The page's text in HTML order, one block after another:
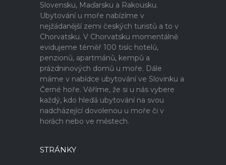
Slovensku, Maďarsku a Rakousku.
Ubytování u moře nabízíme v
nejžádanější zemi českých turistů a to v
Chorvatsku. V Chorvatsku momentálně
evidujeme téměř 100 tisíc hotelů,
penzionů, apartmánů, kempů a
prázdninových domů u moře. Dále
máme v nabídce ubytování ve Slovinku a
Černé hoře. Věříme, že si u nás vybere
každý, kdo hledá ubytování na svou
nadcházející dovolenou u moře či v
horách nebo ve městech.
STRÁNKY